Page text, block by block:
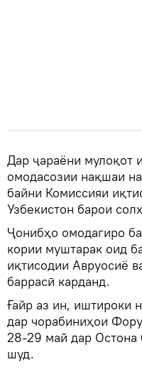
Дар ҷараёни мулоқот
омодасозии нақшаи
байни Комиссияи
Узбекистон барои
Ҷонибҳо омодагиро
кории муштарак оид
иқтисодии Авруосиё
баррасӣ карданд.
Ғайр аз ин, иштироки
дар чорабиниҳои
28-29 май дар Остона
шуд.